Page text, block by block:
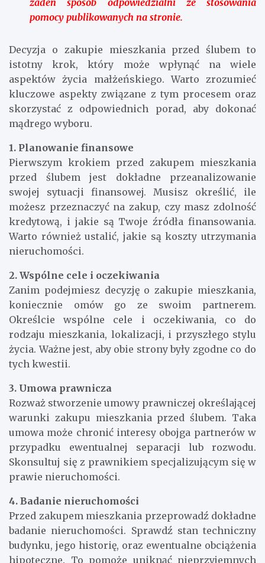
żaden sposób odpowiedzialni ze stosowania
pomocy publikowanych na stronie.
Decyzja o zakupie mieszkania przed ślubem to
istotny krok, który może wpłynąć na wiele
aspektów życia małżeńskiego. Warto zrozumieć
kluczowe aspekty związane z tym procesem oraz
skorzystać z odpowiednich porad, aby dokonać
mądrego wyboru.
1. Planowanie finansowe
Pierwszym krokiem przed zakupem mieszkania
przed ślubem jest dokładne przeanalizowanie
swojej sytuacji finansowej. Musisz określić, ile
możesz przeznaczyć na zakup, czy masz zdolność
kredytową, i jakie są Twoje źródła finansowania.
Warto również ustalić, jakie są koszty utrzymania
nieruchomości.
2. Wspólne cele i oczekiwania
Zanim podejmiesz decyzję o zakupie mieszkania,
koniecznie omów go ze swoim partnerem.
Określcie wspólne cele i oczekiwania, co do
rodzaju mieszkania, lokalizacji, i przyszłego stylu
życia. Ważne jest, aby obie strony były zgodne co do
tych kwestii.
3. Umowa prawnicza
Rozważ stworzenie umowy prawniczej określającej
warunki zakupu mieszkania przed ślubem. Taka
umowa może chronić interesy obojga partnerów w
przypadku ewentualnej separacji lub rozwodu.
Skonsultuj się z prawnikiem specjalizującym się w
prawie nieruchomości.
4. Badanie nieruchomości
Przed zakupem mieszkania przeprowadź dokładne
badanie nieruchomości. Sprawdź stan techniczny
budynku, jego historię, oraz ewentualne obciążenia
hipoteczne. To pomoże uniknąć nieprzyjemnych